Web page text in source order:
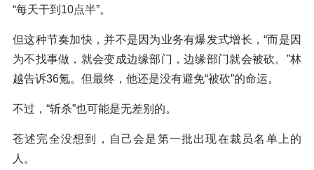
“每天干到10点半”。
但这种节奏加快，并不是因为业务有爆发式增长，“而是因
为不找事做，就会变成边缘部门，边缘部门就会被砍。”林
越告诉36氪。但最终，他还是没有避免“被砍”的命运。
不过，“斩杀”也可能是无差别的。
苍述完全没想到，自己会是第一批出现在裁员名单上的
人。